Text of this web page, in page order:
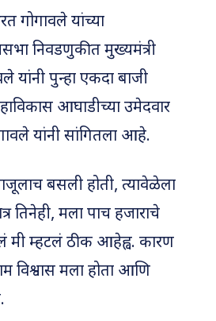
गोगावले यांच्या
निवडणुकीत मुख्यमंत्री
पुन्हा एकदा बाजी
आघाडीच्या उमेदवार
यांनी सांगितला आहे.
बसली होती, त्यावेळेला
तिनेही, मला पाच हजाराचे
मी म्हटलं ठीक आहेह्व. कारण
विश्वास मला होता आणि